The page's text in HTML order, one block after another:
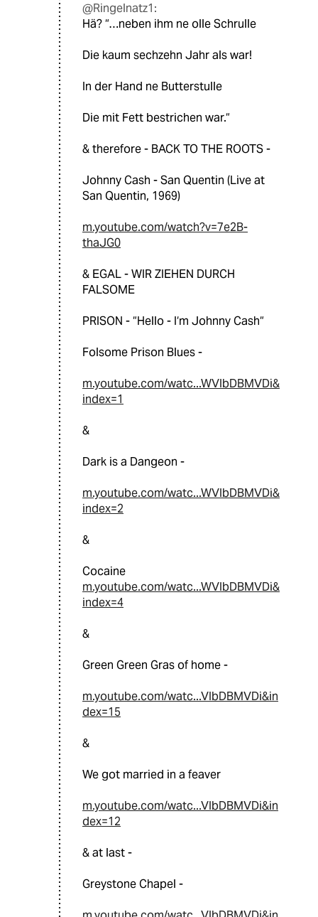
@Ringelnatz1:
Hä? “…neben ihm ne olle Schrulle
Die kaum sechzehn Jahr als war!
In der Hand ne Butterstulle
Die mit Fett bestrichen war.“
& therefore - BACK TO THE ROOTS -
Johnny Cash - San Quentin (Live at
San Quentin, 1969)
m.youtube.com/watch?v=7e2B-
thaJG0
& EGAL - WIR ZIEHEN DURCH
FALSOME
PRISON - “Hello - I‘m Johnny Cash“
Folsome Prison Blues -
m.youtube.com/watc...WVIbDBMVDi&
index=1
&
Dark is a Dangeon -
m.youtube.com/watc...WVIbDBMVDi&
index=2
&
Cocaine
m.youtube.com/watc...WVIbDBMVDi&
index=4
&
Green Green Gras of home -
m.youtube.com/watc...VIbDBMVDi&in
dex=15
&
We got married in a feaver
m.youtube.com/watc...VIbDBMVDi&in
dex=12
& at last -
Greystone Chapel -